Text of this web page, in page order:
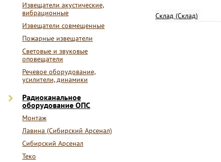
Извещатели акустические,
вибрационные
Извещатели совмещенные
Пожарные извещатели
Световые и звуковые
оповещатели
Речевое оборудование,
усилители, динамики
Радиоканальное
оборудование ОПС
Монтаж
Лавина (Сибирский Арсенал)
Сибирский Арсенал
Теко
Склад (Склад)